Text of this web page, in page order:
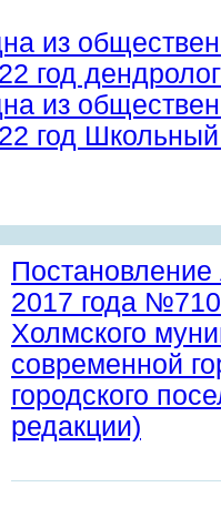
из
год
из
год
2017 года
Холмского
современной
городского
редакции)